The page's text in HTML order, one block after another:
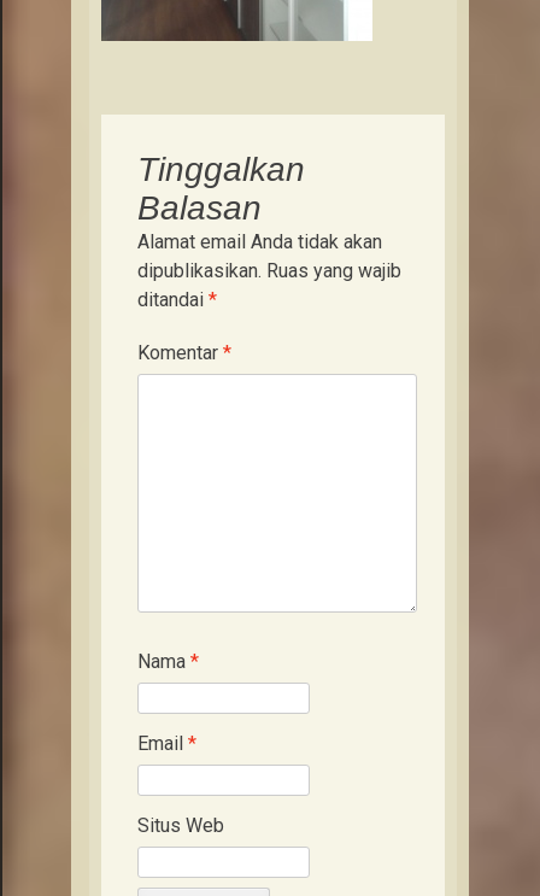
Tinggalkan
Balasan
Alamat email Anda tidak akan
dipublikasikan. Ruas yang wajib
ditandai *
Komentar *
Nama *
Email *
Situs Web